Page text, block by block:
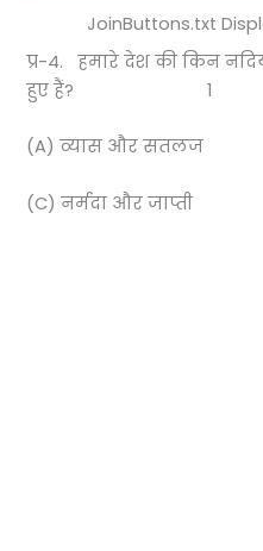
JoinButtons.txt
प्र-4. हमारे देश की किन
हुए हैं? 1
(A) व्यास और सतलज
(C) नर्मदा और